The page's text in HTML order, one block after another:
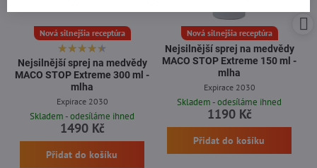
Nová silnejšia receptúra
Nejsilnější sprej na medvědy
MACO STOP Extreme 300 ml -
mlha
Expirace 2030
Skladem - odesíláme ihned
1490 Kč
Přidat do košíku
Nová silnejšia receptúra
Nejsilnější sprej na medvědy
MACO STOP Extreme 150 ml -
mlha
Expirace 2030
Skladem - odesíláme ihned
1190 Kč
Přidat do košíku